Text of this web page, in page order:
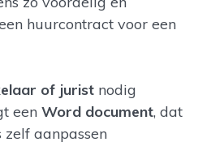
huurcontract voor een
of jurist nodig
een Word document, dat
zelf aanpassen